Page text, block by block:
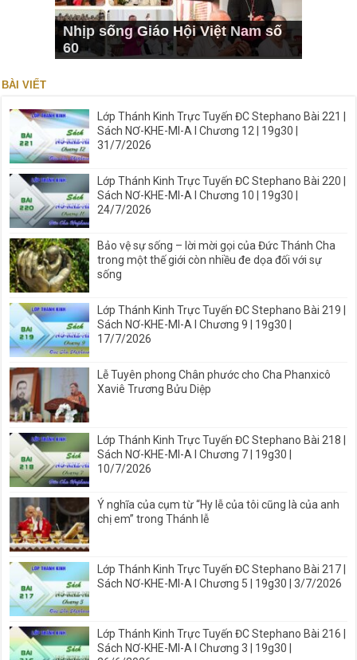
Nhịp sống Giáo Hội Việt Nam số
60
BÀI VIẾT
Lớp Thánh Kinh Trực Tuyến ĐC Stephano Bài 221 |
Sách NƠ-KHE-MI-A I Chương 12 | 19g30 |
31/7/2026
Lớp Thánh Kinh Trực Tuyến ĐC Stephano Bài 220 |
Sách NƠ-KHE-MI-A I Chương 10 | 19g30 |
24/7/2026
Bảo vệ sự sống – lời mời gọi của Đức Thánh Cha
trong một thế giới còn nhiều đe dọa đối với sự
sống
Lớp Thánh Kinh Trực Tuyến ĐC Stephano Bài 219 |
Sách NƠ-KHE-MI-A I Chương 9 | 19g30 |
17/7/2026
Lễ Tuyên phong Chân phước cho Cha Phanxicô
Xaviê Trương Bửu Diệp
Lớp Thánh Kinh Trực Tuyến ĐC Stephano Bài 218 |
Sách NƠ-KHE-MI-A I Chương 7 | 19g30 |
10/7/2026
Ý nghĩa của cụm từ “Hy lễ của tôi cũng là của anh
chị em” trong Thánh lễ
Lớp Thánh Kinh Trực Tuyến ĐC Stephano Bài 217 |
Sách NƠ-KHE-MI-A I Chương 5 | 19g30 | 3/7/2026
Lớp Thánh Kinh Trực Tuyến ĐC Stephano Bài 216 |
Sách NƠ-KHE-MI-A I Chương 3 | 19g30 |